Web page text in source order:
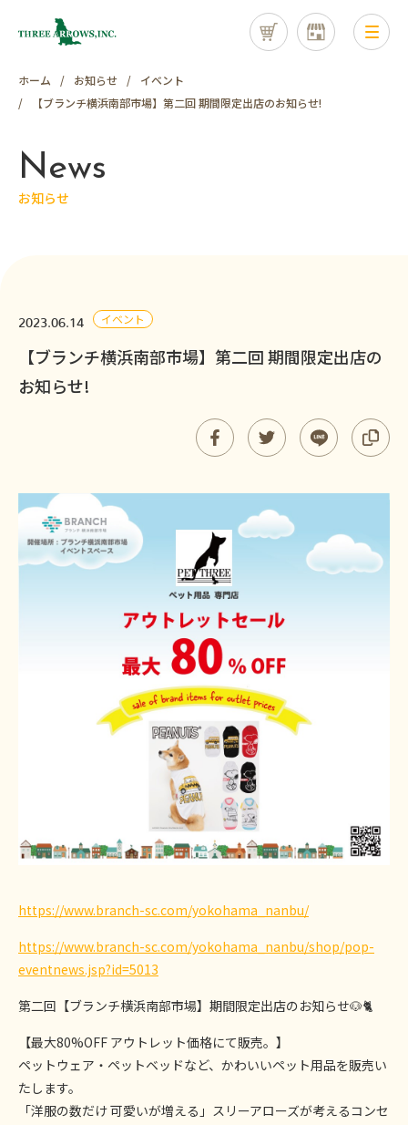
ホーム お知らせ
イベント
【ブランチ横浜南部市場】第二回 期間限定出店のお知らせ!
News
お知らせ
2023.06.14 イベント
【ブランチ横浜南部市場】第二回 期間限定出店の
お知らせ!
https://www.branch-sc.com/yokohama_nanbu/
https://www.branch-sc.com/yokohama_nanbu/shop/pop-
eventnews.jsp?id=5013
第二回【ブランチ横浜南部市場】期間限定出店のお知らせ🐶🐈
【最大80%OFF アウトレット価格にて販売。】
ペットウェア・ペットベッドなど、かわいいペット用品を販売い
たします。
「洋服の数だけ 可愛いが増える」スリーアローズが考えるコンセ